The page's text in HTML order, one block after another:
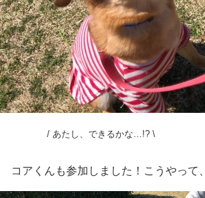
/ あたし、できるかな…!? \
コアくんも参加しました！こうやって、